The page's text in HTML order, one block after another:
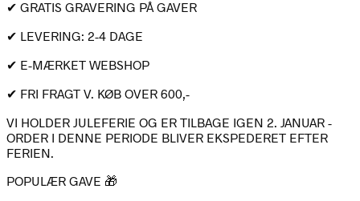
✔ GRATIS GRAVERING PÅ GAVER
✔ LEVERING: 2-4 DAGE
✔ E-MÆRKET WEBSHOP
✔ FRI FRAGT V. KØB OVER 600,-
VI HOLDER JULEFERIE OG ER TILBAGE IGEN 2. JANUAR -
ORDER I DENNE PERIODE BLIVER EKSPEDERET EFTER
FERIEN.
POPULÆR GAVE 🎁